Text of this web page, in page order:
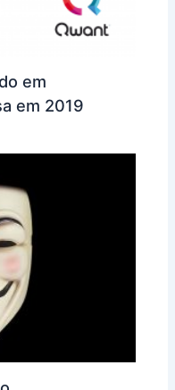
em
em 2019